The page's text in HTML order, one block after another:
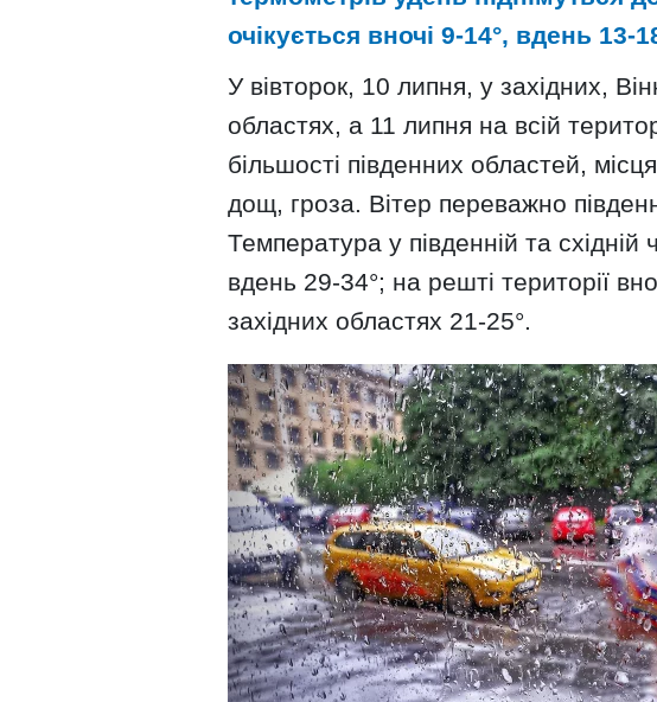
очікується вночі 9-14°, вдень 13-
У вівторок, 10 липня, у західних,
областях, а 11 липня на всій
більшості південних областей,
дощ, гроза. Вітер переважно
Температура у південній та східній
вдень 29-34°; на решті території
західних областях 21-25°.